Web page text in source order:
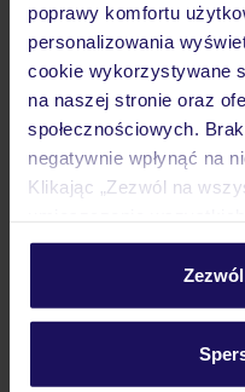
poprawy komfortu
personalizowania
cookie wykorzystywane
na naszej stronie oraz
społecznościowych.
negatywnie wpłynąć na
Klikając „Zezwól na
personalizować swój
Szczegółowe
Często zadawane
Jak zmienić uczestników/
Czy w Hotelu będzie
Na jakiej podstawie i gdzie
pokładowe/bilety lotnicze?
Odkryj inne